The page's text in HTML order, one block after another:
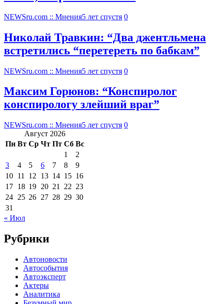
NEWSru.com :: Мнения5 лет спустя 0
Николай Травкин: “Два джентльмена
встретились “перетереть по бабкам”
NEWSru.com :: Мнения5 лет спустя 0
Максим Горюнов: “Конспиролог
конспирологу злейший враг”
NEWSru.com :: Мнения5 лет спустя 0
Август 2026
Пн Вт Ср Чт Пт Сб Вс
1
2
3
4 5 6 7 8
9
10 11 12 13 14 15 16
17 18 19 20 21 22 23
24 25 26 27 28 29 30
31
« Июл
Рубрики
Автоновости
Автособытия
Автоэксперт
Актеры
Аналитика